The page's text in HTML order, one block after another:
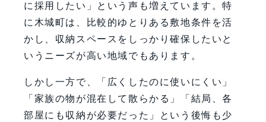
FAQ
【会社情報・お問い合わせ】
に採用したい」という声も増えています。特
に木城町は、比較的ゆとりある敷地条件を活
かし、収納スペースをしっかり確保したいと
いうニーズが高い地域でもあります。
しかし一方で、「広くしたのに使いにくい」
「家族の物が混在して散らかる」「結局、各
部屋にも収納が必要だった」という後悔も少